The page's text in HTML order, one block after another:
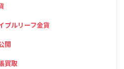
プルリーフ金貨
開
買取